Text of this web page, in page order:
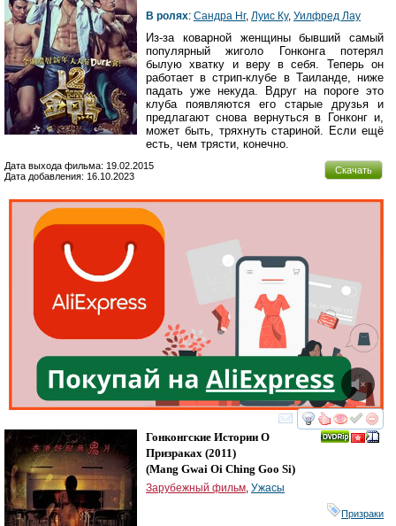
В ролях: Сандра Нг, Луис Ку, Уилфред Лау
Из-за коварной женщины бывший самый
популярный жиголо Гонконга потерял
былую хватку и веру в себя. Теперь он
работает в стрип-клубе в Таиланде, ниже
падать уже некуда. Вдруг на пороге это
клуба появляются его старые друзья и
предлагают снова вернуться в Гонконг и,
может быть, тряхнуть стариной. Если ещё
есть, чем трясти, конечно.
Скачать
Дата выхода фильма: 19.02.2015
Дата добавления: 16.10.2023
смотреть
Гонконгские Истории О
Призраках (2011)
(Mang Gwai Oi Ching Goo Si)
Зарубежный фильм, Ужасы
Призраки